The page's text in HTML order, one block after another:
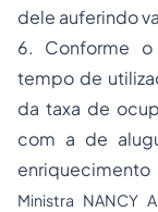
dele auferindo
6. Conforme o
tempo de
da taxa de
com a de
Ministra NANCY